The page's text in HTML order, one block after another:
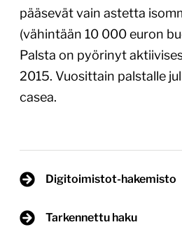
pääsevät vain astetta
(vähintään 10 000 euron
Palsta on pyörinyt
2015. Vuosittain palstalle
casea.
Digitoimistot-hakemisto
Tarkennettu haku